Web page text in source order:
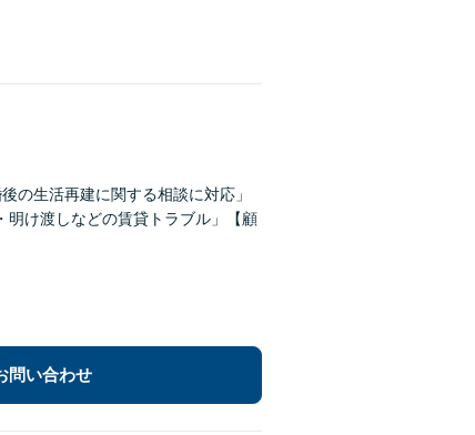
の生活再建に関する相談に対応」
明け渡しなどの賃貸トラブル」【顧
問い合わせ